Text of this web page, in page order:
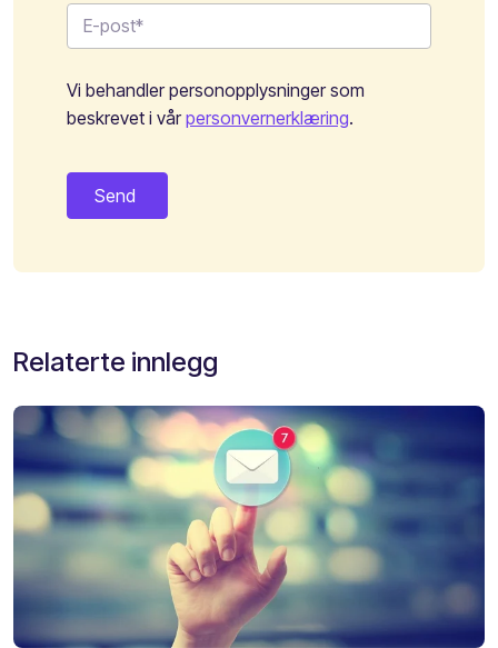
Vi behandler personopplysninger som
beskrevet i vårpersonvernerklæring.
Relaterte innlegg